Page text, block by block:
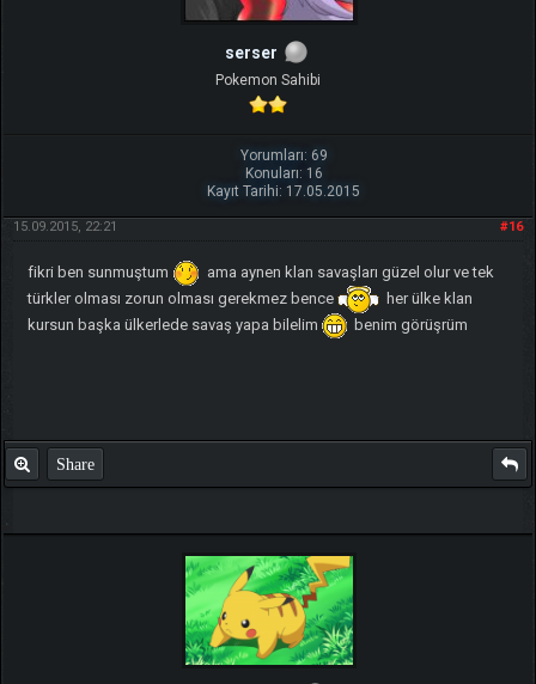
serser
Pokemon Sahibi
Yorumları: 69
Konuları: 16
Kayıt Tarihi: 17.05.2015
#16
15.09.2015, 22:21
fikri ben sunmuştum
ama aynen klan savaşları güzel olur ve tek
türkler olması zorun olması gerekmez bence
her ülke klan
kursun başka ülkerlede savaş yapa bilelim
benim görüşrüm
Share